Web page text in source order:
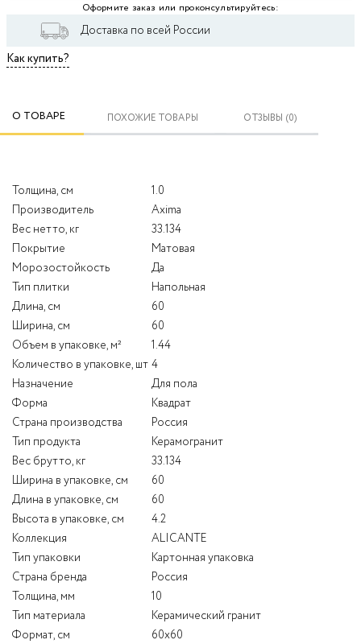
Оформите заказ или проконсультируйтесь:
Доставка по всей России
Как купить?
О ТОВАРЕ ПОХОЖИЕ ТОВАРЫ ОТЗЫВЫ (0)
Толщина, см
1.0
Производитель
Axima
Вес нетто, кг
33.134
Покрытие
Матовая
Морозостойкость
Да
Тип плитки
Напольная
Длина, см
60
Ширина, см
60
Объем в упаковке, м²
1.44
Количество в упаковке, шт 4
Назначение
Для пола
Форма
Квадрат
Страна производства
Россия
Тип продукта
Керамогранит
Вес брутто, кг
33.134
Ширина в упаковке, см
60
Длина в упаковке, см
60
Высота в упаковке, см
4.2
Коллекция
ALICANTE
Тип упаковки
Картонная упаковка
Страна бренда
Россия
Толщина, мм
10
Тип материала
Керамический гранит
Формат, см
60x60